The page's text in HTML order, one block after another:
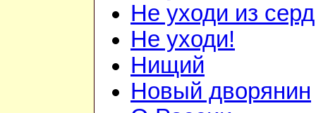
Не уходи из
Не уходи!
Нищий
Новый дворянин